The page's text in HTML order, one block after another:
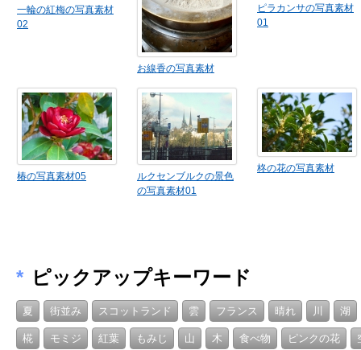
一輪の紅梅の写真素材
02
お線香の写真素材
ピラカンサの写真素材
01
椿の写真素材05
ルクセンブルクの景色
の写真素材01
柊の花の写真素材
* ピックアップキーワード
夏 街並み スコットランド 雲 フランス 晴れ 川 湖
椛 モミジ 紅葉 もみじ 山 木 食べ物 ピンクの花